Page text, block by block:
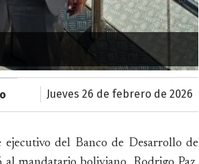
jueves 26 de febrero de 2026
del Banco de Desarrollo de